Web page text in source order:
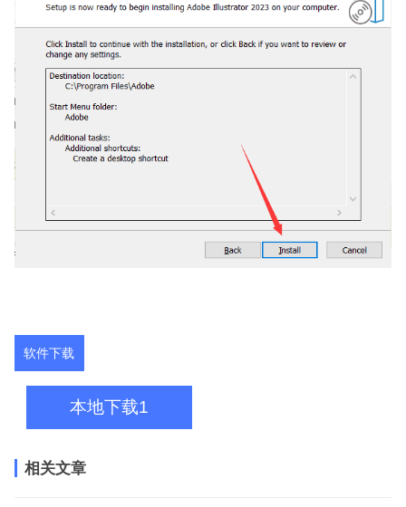
软件下载
本地下载1
相关文章